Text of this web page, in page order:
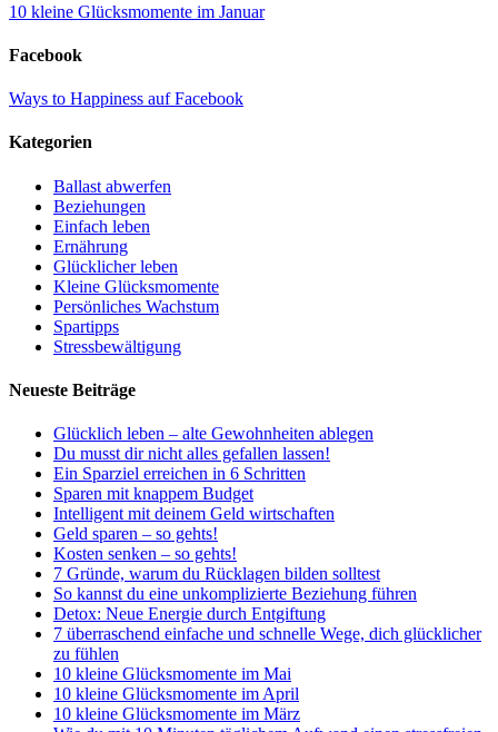
10 kleine Glücksmomente im Januar
Facebook
Ways to Happiness auf Facebook
Kategorien
Ballast abwerfen
Beziehungen
Einfach leben
Ernährung
Glücklicher leben
Kleine Glücksmomente
Persönliches Wachstum
Spartipps
Stressbewältigung
Neueste Beiträge
Glücklich leben – alte Gewohnheiten ablegen
Du musst dir nicht alles gefallen lassen!
Ein Sparziel erreichen in 6 Schritten
Sparen mit knappem Budget
Intelligent mit deinem Geld wirtschaften
Geld sparen – so gehts!
Kosten senken – so gehts!
7 Gründe, warum du Rücklagen bilden solltest
So kannst du eine unkomplizierte Beziehung führen
Detox: Neue Energie durch Entgiftung
7 überraschend einfache und schnelle Wege, dich glücklicher
zu fühlen
10 kleine Glücksmomente im Mai
10 kleine Glücksmomente im April
10 kleine Glücksmomente im März